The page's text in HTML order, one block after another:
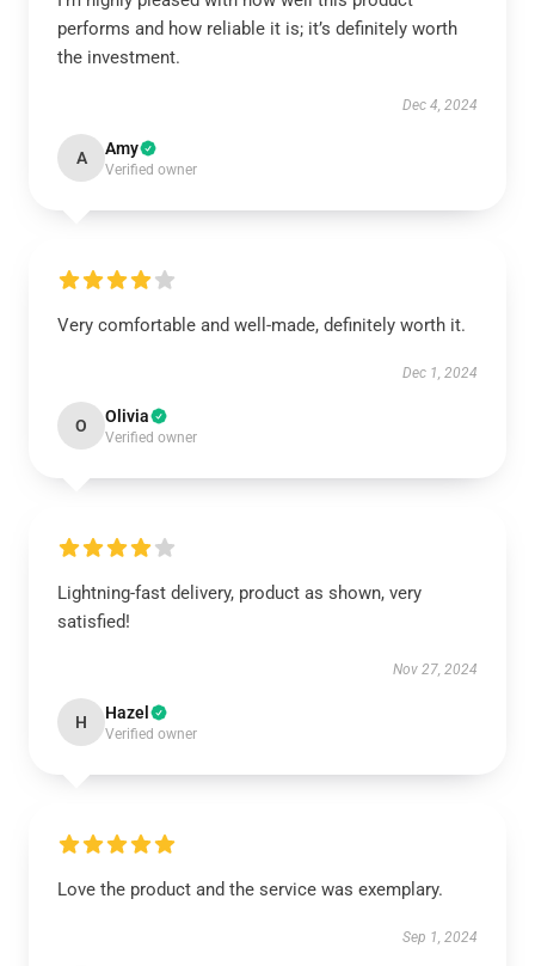
performs and how reliable it is; it’s definitely worth
the investment.
Dec 4, 2024
A Amy
Verified owner
Very comfortable and well-made, definitely worth it.
Dec 1, 2024
O Olivia
Verified owner
Lightning-fast delivery, product as shown, very
satisfied!
Nov 27, 2024
H Hazel
Verified owner
Love the product and the service was exemplary.
Sep 1, 2024